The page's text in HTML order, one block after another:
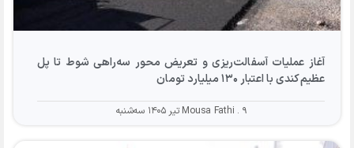
آغاز عملیات آسفالت‌ریزی و تعریض محور سه‌راهی شوط تا پل
عظیم‌کندی با اعتبار ۱۳۰ میلیارد تومان
Mousa Fathi ۹ تیر ۱۴۰۵ سه‌شنبه